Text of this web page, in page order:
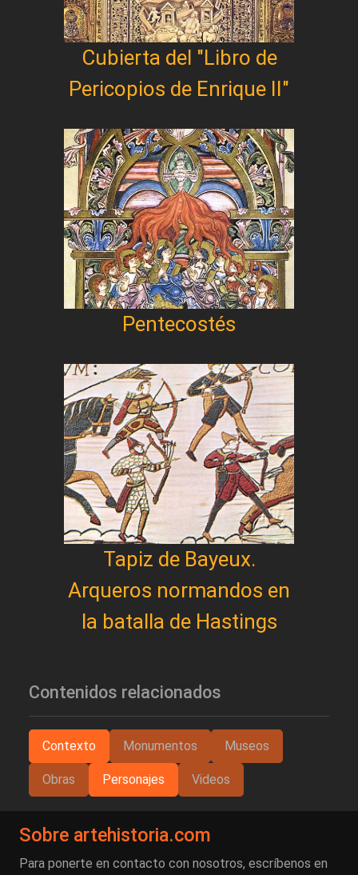
Cubierta del "Libro de
Pericopios de Enrique II"
Pentecostés
Tapiz de Bayeux.
Arqueros normandos en
la batalla de Hastings
Contenidos relacionados
Contexto Monumentos Museos
Obras Personajes Videos
Sobre artehistoria.com
Para ponerte en contacto con nosotros, escríbenos en